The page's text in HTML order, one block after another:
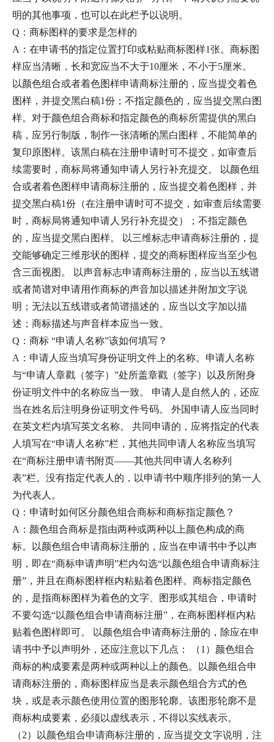
明的其他事项，也可以在此栏予以说明。
Q：商标图样的要求是怎样的
A：在申请书的指定位置打印或粘贴商标图样1张。商标图
样应当清晰，长和宽应当不大于10厘米，不小于5厘米。
以颜色组合或者着色图样申请商标注册的，应当提交着色
图样，并提交黑白稿1份；不指定颜色的，应当提交黑白图
样。对于颜色组合商标和指定颜色的商标所需提供的黑白
稿，应另行制版，制作一张清晰的黑白图样，不能简单的
复印原图样。该黑白稿在注册申请时可不提交，如审查后
续需要时，商标局将通知申请人另行补充提交。 以颜色组
合或者着色图样申请商标注册的，应当提交着色图样，并
提交黑白稿1份（在注册申请时可不提交，如审查后续需要
时，商标局将通知申请人另行补充提交）；不指定颜色
的，应当提交黑白图样。 以三维标志申请商标注册的，提
交能够确定三维形状的图样，提交的商标图样应当至少包
含三面视图。 以声音标志申请商标注册的，应当以五线谱
或者简谱对申请用作商标的声音加以描述并附加文字说
明；无法以五线谱或者简谱描述的，应当以文字加以描
述；商标描述与声音样本应当一致。
Q：商标 “申请人名称”该如何填写？
A：申请人应当填写身份证明文件上的名称。申请人名称
与“申请人章戳（签字）”处所盖章戳（签字）以及所附身
份证明文件中的名称应当一致。 申请人是自然人的，还应
当在姓名后注明身份证明文件号码。 外国申请人应当同时
在英文栏内填写英文名称。 共同申请的，应将指定的代表
人填写在“申请人名称”栏，其他共同申请人名称应当填写
在“商标注册申请书附页——其他共同申请人名称列
表”栏。没有指定代表人的，以申请书中顺序排列的第一人
为代表人。
Q：申请时如何区分颜色组合商标和商标指定颜色？
A：颜色组合商标是指由两种或两种以上颜色构成的商
标。以颜色组合申请商标注册的，应当在申请书中予以声
明，即在“商标申请声明”栏内勾选“以颜色组合申请商标注
册”，并且在商标图样框内粘贴着色图样。商标指定颜色
的，是指商标图样为着色的文字、图形或其组合，申请时
不要勾选“以颜色组合申请商标注册”，在商标图样框内粘
贴着色图样即可。 以颜色组合申请商标注册的，除应在申
请书中予以声明外，还应注意以下几点： （1）颜色组合
商标的构成要素是两种或两种以上的颜色。以颜色组合申
请商标注册的，商标图样应当是表示颜色组合方式的色
块，或是表示颜色使用位置的图形轮廓。该图形轮廓不是
商标构成要素，必须以虚线表示，不得以实线表示。
（2）以颜色组合申请商标注册的，应当提交文字说明，注